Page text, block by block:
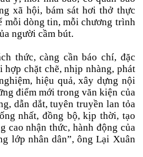
xã hội, bám sát hơi thở thực
mỗi dòng tin, mỗi chương trình
người cầm bút.
thức, càng cần báo chí, đặc
chặt chẽ, nhịp nhàng, phát
hiệu quả, xây dựng nội
điểm mới trong văn kiện của
dẫn dắt, tuyên truyền lan tỏa
nhất, đồng bộ, kịp thời, tạo
cao nhận thức, hành động của
lớp nhân dân”, ông Lại Xuân